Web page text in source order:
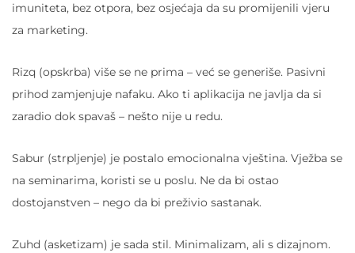
imuniteta, bez otpora, bez osjećaja da su promijenili vjeru
za marketing.
Rizq (opskrba) više se ne prima – već se generiše. Pasivni
prihod zamjenjuje nafaku. Ako ti aplikacija ne javlja da si
zaradio dok spavaš – nešto nije u redu.
Sabur (strpljenje) je postalo emocionalna vještina. Vježba se
na seminarima, koristi se u poslu. Ne da bi ostao
dostojanstven – nego da bi preživio sastanak.
Zuhd (asketizam) je sada stil. Minimalizam, ali s dizajnom.